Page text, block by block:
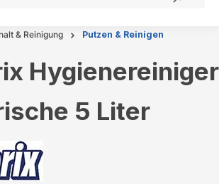
& Reinigung Putzen & Reinigen
Hygienereiniger
5 Liter